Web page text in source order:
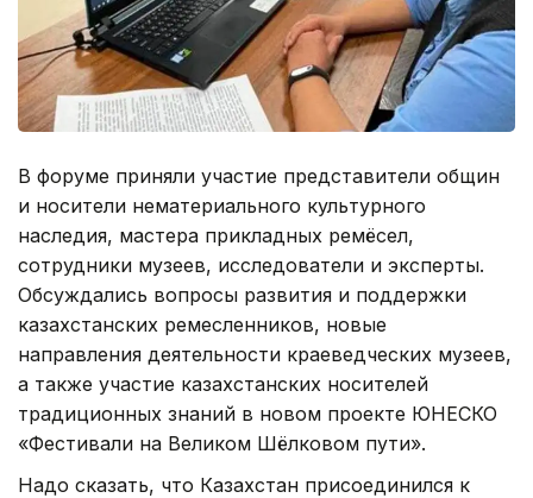
В форуме приняли участие представители общин
и носители нематериального культурного
наследия, мастера прикладных ремёсел,
сотрудники музеев, исследователи и эксперты.
Обсуждались вопросы развития и поддержки
казахстанских ремесленников, новые
направления деятельности краеведческих музеев,
а также участие казахстанских носителей
традиционных знаний в новом проекте ЮНЕСКО
«Фестивали на Великом Шёлковом пути».
Надо сказать, что Казахстан присоединился к